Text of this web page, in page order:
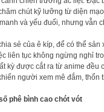
chút kỹ lưỡng từ diện
và yếu đuối, nhưng vẫn
sẻ của ê kíp, để có thể
liên tục không ngừng nghỉ
kỳ được cắt ra từ anime đều
người xem mê đắm, thổn
phê bình cao chót vót